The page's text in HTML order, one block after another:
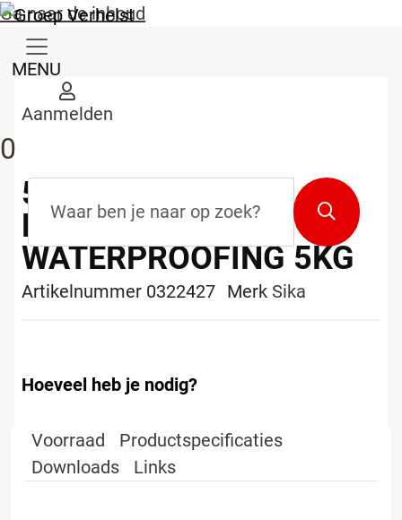
Ga naar de inhoud
MENU
Aanmelden
0
Zoekterm
Zoeken
533581 SIKA
MONOTOP-109
WATERPROOFING 5KG
Artikelnummer 0322427 Merk Sika
Hoeveel heb je nodig?
Voorraad
Productspecificaties
Downloads
Links